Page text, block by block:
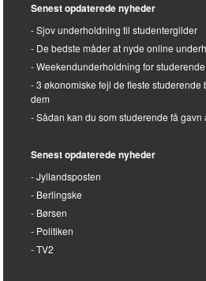
Senest opdaterede nyheder
Sjov underholdning til studentergilder
De bedste måder at nyde online
Weekendunderholdning for studerende
3 økonomiske fejl de fleste
dem
Sådan kan du som studerende få gavn
Senest opdaterede nyheder
Jyllandsposten
Berlingske
Børsen
Politiken
TV2